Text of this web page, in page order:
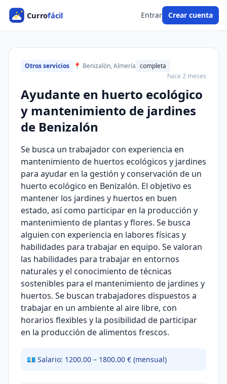
Entrar Crear cuenta
Otros servicios 📍 Benizalón, Almería completa
hace 2 meses
Ayudante en huerto ecológico
y mantenimiento de jardines
de Benizalón
Se busca un trabajador con experiencia en
mantenimiento de huertos ecológicos y jardines
para ayudar en la gestión y conservación de un
huerto ecológico en Benizalón. El objetivo es
mantener los jardines y huertos en buen
estado, así como participar en la producción y
mantenimiento de plantas y flores. Se busca
alguien con experiencia en labores físicas y
habilidades para trabajar en equipo. Se valoran
las habilidades para trabajar en entornos
naturales y el conocimiento de técnicas
sostenibles para el mantenimiento de jardines y
huertos. Se buscan trabajadores dispuestos a
trabajar en un ambiente al aire libre, con
horarios flexibles y la posibilidad de participar
en la producción de alimentos frescos.
💶 Salario: 1200.00 – 1800.00 € (mensual)